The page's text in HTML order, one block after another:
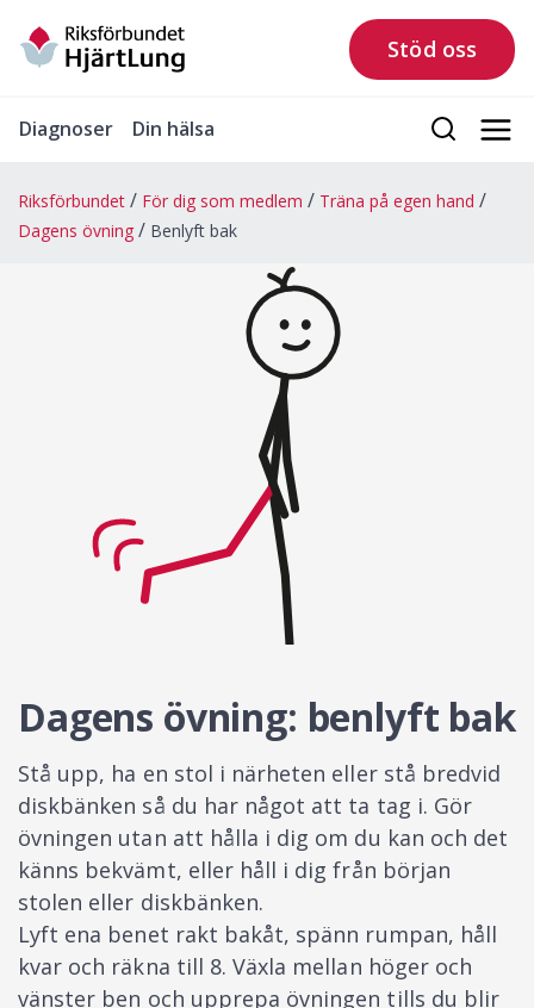
Stöd oss
Diagnoser Din hälsa
Riksförbundet För dig som medlem
Träna på egen hand
Dagens övning
Benlyft bak
Dagens övning: benlyft bak
Stå upp, ha en stol i närheten eller stå bredvid
diskbänken så du har något att ta tag i. Gör
övningen utan att hålla i dig om du kan och det
känns bekvämt, eller håll i dig från början
stolen eller diskbänken.
Lyft ena benet rakt bakåt, spänn rumpan, håll
kvar och räkna till 8. Växla mellan höger och
vänster ben och upprepa övningen tills du blir